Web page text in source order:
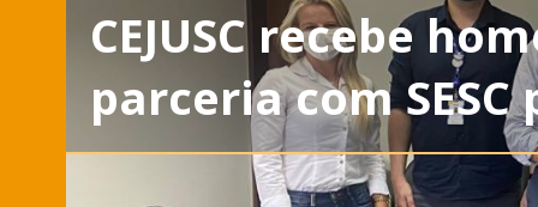
CEJUSC recebe
parceria com